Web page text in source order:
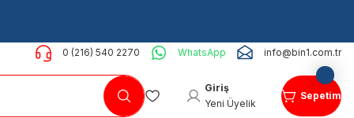
0 (216) 540 2270 WhatsApp info@bin1.com.tr
Giriş
Yeni Üyelik
Sepetim